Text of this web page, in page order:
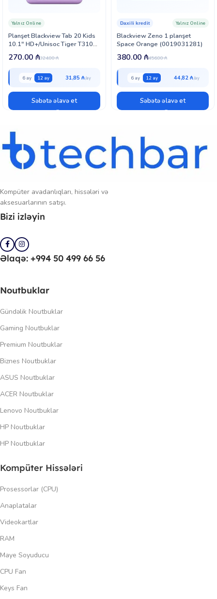
Təxminən 10 saatbatareya ömrü uzunmüddətli istifadə imkanı yaradır.
Cəmi500 qramçəkisi və zərif boz rəngli korpusu sayəsində planşeti
həm evdə, həm də səfərlərdə rahatlıqla istifadə etmək mümkündür.
Planşet Blackview Tab 20 Kids
10.1″ HD+/Unisoc Tiger T310
(0019031229)
Yalnız Online
324.00₼
270.00 ₼
6 ay 12 ay 31,85 ₼
Səbətə əlavə et
Blackview Zeno 1 planşet
Space Orange (0019031281)
Daxili kredit Yalnız Online
456.00₼
380.00 ₼
6 ay 12 ay 44,82 ₼
Səbətə əlavə et
Kompüter avadanlıqları, hissələri və
aksesuarlarının satışı.
Bizi izləyin
Əlaqə: +994 50 499 66 56
Noutbuklar
Gündəlik Noutbuklar
Gaming Noutbuklar
Premium Noutbuklar
Biznes Noutbuklar
ASUS Noutbuklar
ACER Noutbuklar
Lenovo Noutbuklar
HP Noutbuklar
HP Noutbuklar
Kompüter Hissələri
Prosessorlar (CPU)
Anaplatalar
Videokartlar
RAM
Maye Soyuducu
CPU Fan
Keys Fan